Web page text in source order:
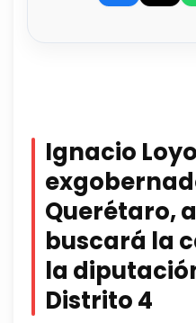
Ignacio
Querétaro,
buscará la
la
Distrito 4